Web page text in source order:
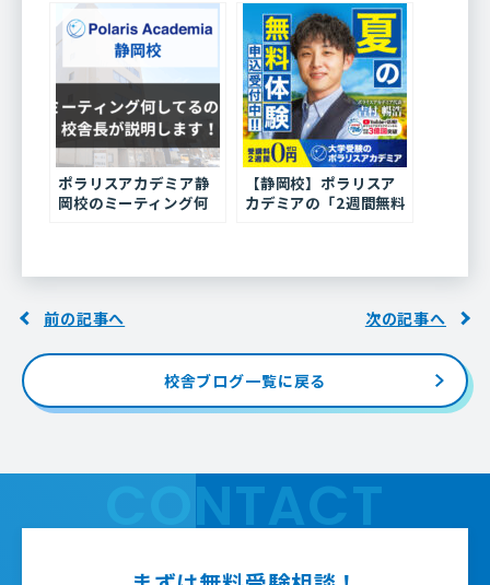
ポラリスアカデミア静
岡校のミーティング何
【静岡校】ポラリスア
カデミアの「2週間無料
前の記事へ
校舎ブログ一覧に戻る
次の記事へ
CONTACT